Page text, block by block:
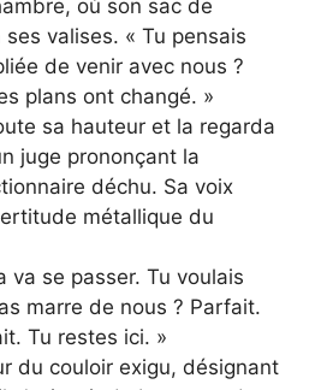
où son sac de
valises. « Tu pensais
de venir avec nous ?
plans ont changé. »
sa hauteur et la regarda
juge prononçant la
déchu. Sa voix
métallique du
va se passer. Tu voulais
marre de nous ? Parfait.
Tu restes ici. »
du couloir exigu, désignant